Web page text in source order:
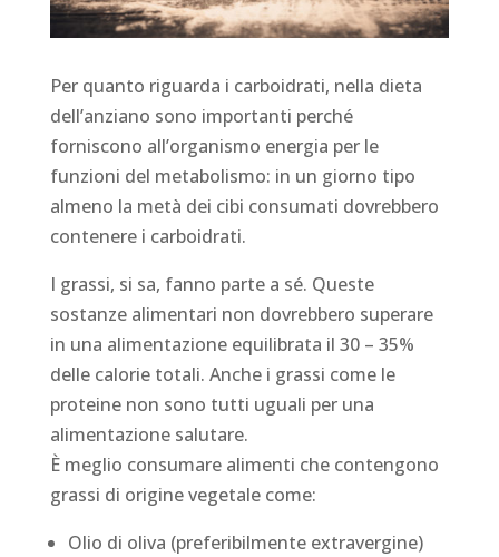
Per quanto riguarda i carboidrati, nella dieta
dell’anziano sono importanti perché
forniscono all’organismo energia per le
funzioni del metabolismo: in un giorno tipo
almeno la metà dei cibi consumati dovrebbero
contenere i carboidrati.
I grassi, si sa, fanno parte a sé. Queste
sostanze alimentari non dovrebbero superare
in una alimentazione equilibrata il 30 – 35%
delle calorie totali. Anche i grassi come le
proteine non sono tutti uguali per una
alimentazione salutare.
È meglio consumare alimenti che contengono
grassi di origine vegetale come:
Olio di oliva (preferibilmente extravergine)